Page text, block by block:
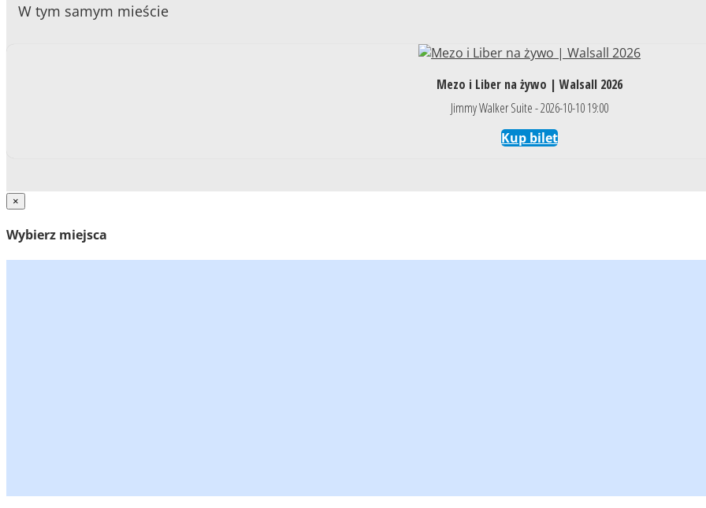
W tym samym mieście
Mezo i Liber na żywo | Walsall 2026
Jimmy Walker Suite - 2026-10-10 19:00
Kup bilet
×
Wybierz miejsca